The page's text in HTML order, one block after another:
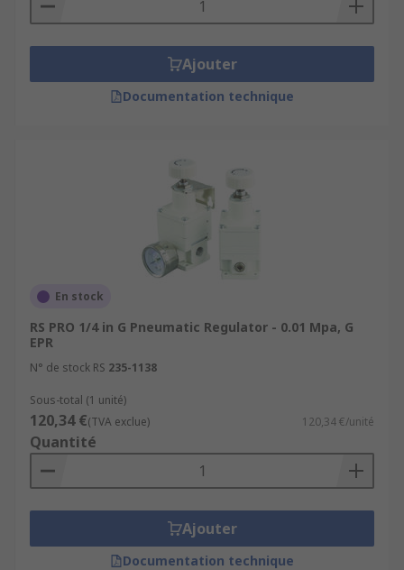
Ajouter
Documentation technique
En stock
RS PRO 1/4 in G Pneumatic Regulator - 0.01 Mpa, G
EPR
N° de stock RS 235-1138
Sous-total (1 unité)
120,34 €(TVA exclue) 120,34 €/unité
Quantité
Ajouter
Documentation technique